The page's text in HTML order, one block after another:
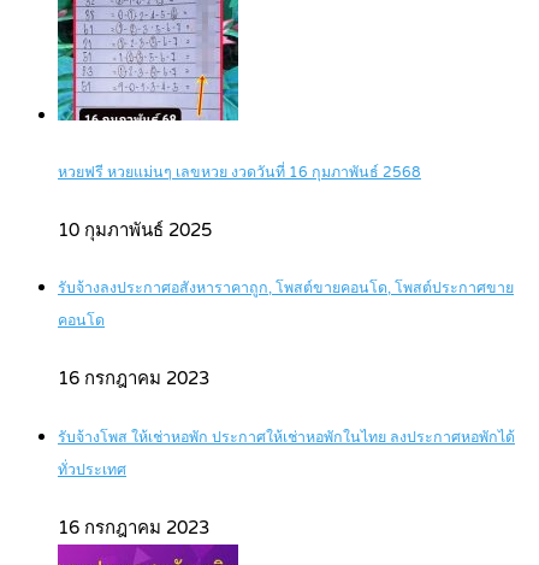
หวยฟรี หวยแม่นๆ เลขหวย งวดวันที่ 16 กุมภาพันธ์ 2568
10 กุมภาพันธ์ 2025
รับจ้างลงประกาศอสังหาราคาถูก, โพสต์ขายคอนโด, โพสต์ประกาศขาย
คอนโด
16 กรกฎาคม 2023
รับจ้างโพส ให้เช่าหอพัก ประกาศให้เช่าหอพักในไทย ลงประกาศหอพักได้
ทั่วประเทศ
16 กรกฎาคม 2023